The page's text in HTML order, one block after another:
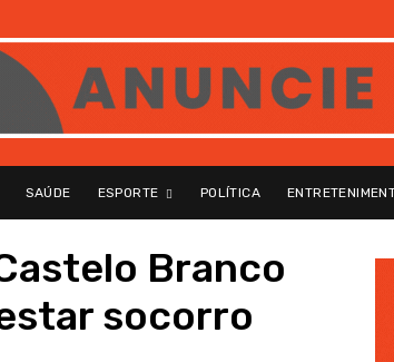
SAÚDE ESPORTE POLÍTICA
Branco
socorro